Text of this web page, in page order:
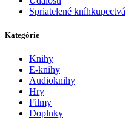
Spriatelené kníhkupectvá
Kategórie
Knihy
E-knihy
Audioknihy
Hry
Filmy
Doplnky